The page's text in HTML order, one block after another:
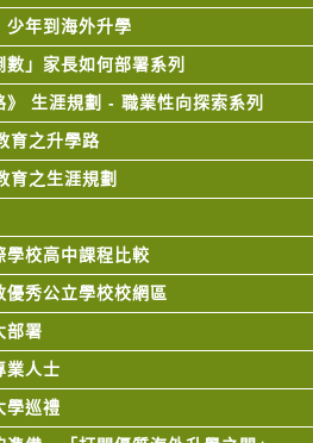
少年到海外升學
數」家長如何部署系列
》 生涯規劃 - 職業性向探索系列
育之升學路
育之生涯規劃
學校高中課程比較
優秀公立學校校網區
部署
業人士
學巡禮